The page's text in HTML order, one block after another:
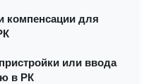
компенсации для
или ввода
в РК